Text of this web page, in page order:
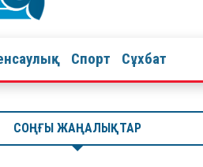
Спорт Сұхбат
СОҢҒЫ ЖАҢАЛЫҚТАР